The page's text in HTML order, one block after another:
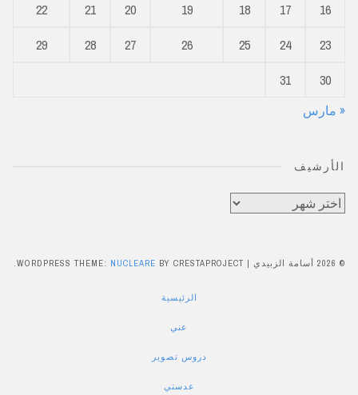
16
17
18
19
20
21
22
23
24
25
26
27
28
29
30
31
« مارس
الأرشيف
الأرشيف
© 2026 أسامة الزبيدي |
WORDPRESS THEME: NUCLEARE BY CRESTAPROJECT.
الرئيسية
عني
دروس تصوير
عدستي